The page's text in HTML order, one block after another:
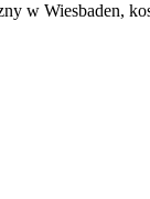
w Wiesbaden,